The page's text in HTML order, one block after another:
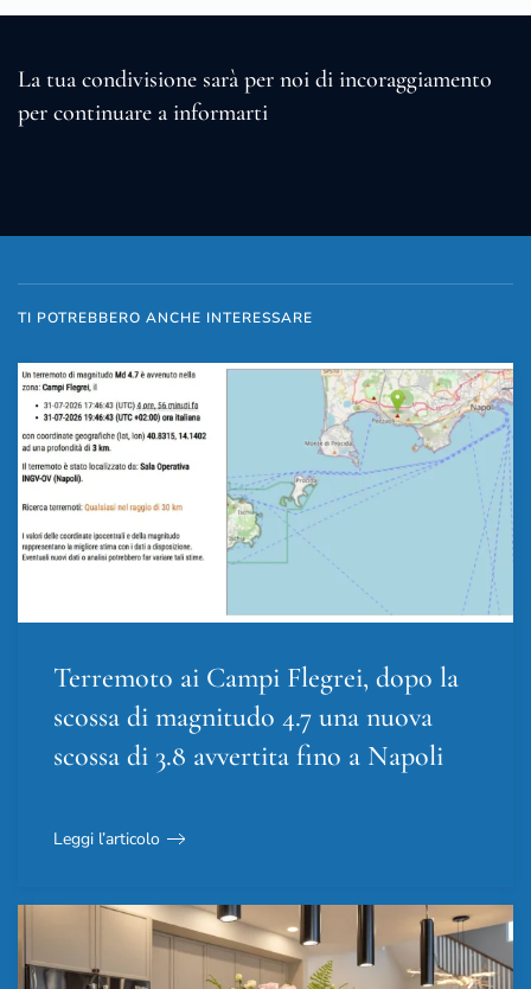
La tua condivisione sarà per noi di incoraggiamento
per continuare a informarti
TI POTREBBERO ANCHE INTERESSARE
Terremoto ai Campi Flegrei, dopo la
scossa di magnitudo 4.7 una nuova
scossa di 3.8 avvertita fino a Napoli
Leggi l’articolo